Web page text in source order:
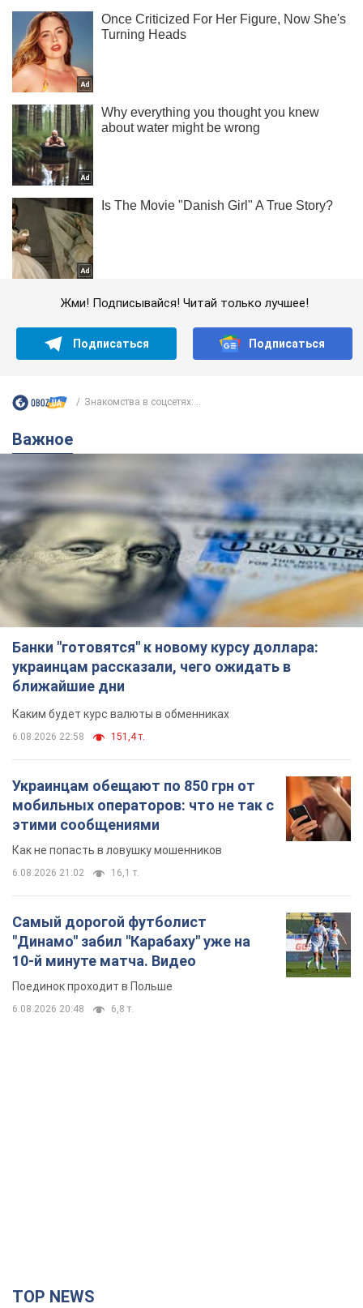
Жми! Подписывайся! Читай только лучшее!
Подписаться Подписаться
Знакомства в соцсетях:...
Важное
Банки "готовятся" к новому курсу доллара:
украинцам рассказали, чего ожидать в
ближайшие дни
Каким будет курс валюты в обменниках
6.08.2026 22:58 151,4 т.
Украинцам обещают по 850 грн от
мобильных операторов: что не так с
этими сообщениями
Как не попасть в ловушку мошенников
6.08.2026 21:02 16,1 т.
Самый дорогой футболист
"Динамо" забил "Карабаху" уже на
10-й минуте матча. Видео
Поединок проходит в Польше
6.08.2026 20:48 6,8 т.
TOP NEWS